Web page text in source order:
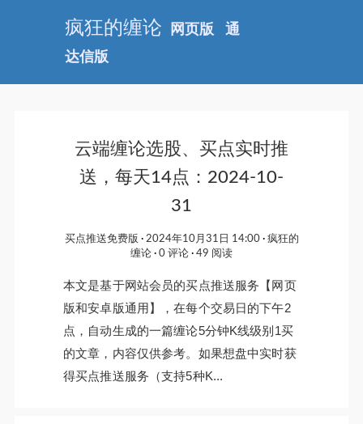
疯狂的缠论 网页版
通
达信版
云端缠论选股、买点实时推
送，每天14点：2024-10-
31
买点推送免费版 2024年10月31日 14:00
疯狂的
缠论
0 评论 49 阅读
本文是基于网站会员的买点推送服务【网页
版和安卓版通用】，在每个交易日的下午2
点，自动生成的一篇缠论5分钟K线级别1买
的文章，内容仅供参考。如果想盘中实时获
得买点推送服务（支持5种K...